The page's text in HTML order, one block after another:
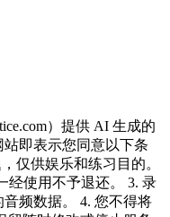
）提供 AI 生成的
即表示您同意以下条
仅供娱乐和练习目的。
经使用不予退还。 3. 录
频数据。 4. 您不得将